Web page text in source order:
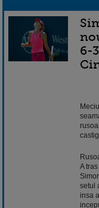
6-
A
setul
insa